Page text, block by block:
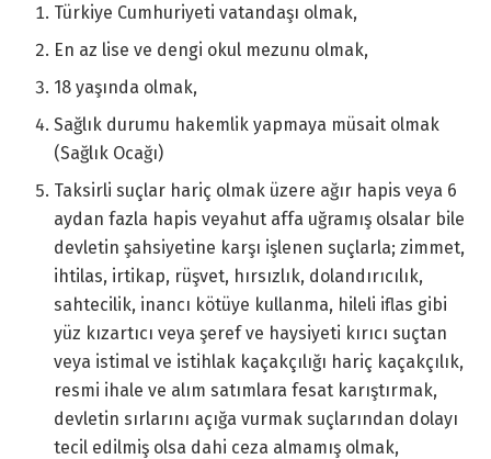
Türkiye Cumhuriyeti vatandaşı olmak,
En az lise ve dengi okul mezunu olmak,
18 yaşında olmak,
Sağlık durumu hakemlik yapmaya müsait olmak
(Sağlık Ocağı)
Taksirli suçlar hariç olmak üzere ağır hapis veya 6
aydan fazla hapis veyahut affa uğramış olsalar bile
devletin şahsiyetine karşı işlenen suçlarla; zimmet,
ihtilas, irtikap, rüşvet, hırsızlık, dolandırıcılık,
sahtecilik, inancı kötüye kullanma, hileli iflas gibi
yüz kızartıcı veya şeref ve haysiyeti kırıcı suçtan
veya istimal ve istihlak kaçakçılığı hariç kaçakçılık,
resmi ihale ve alım satımlara fesat karıştırmak,
devletin sırlarını açığa vurmak suçlarından dolayı
tecil edilmiş olsa dahi ceza almamış olmak,